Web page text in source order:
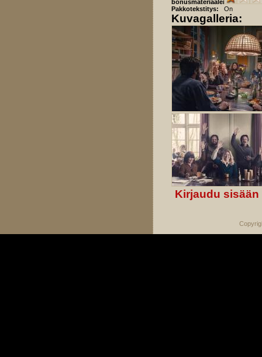
bonusmateriaaleista:
Pakkotekstitys:
On
Kuvagalleria:
Kirjaudu sisään